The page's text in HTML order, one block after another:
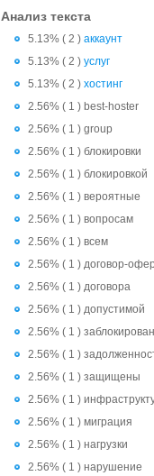
Анализ текста
5.13% ( 2 )аккаунт
5.13% ( 2 )услуг
5.13% ( 2 )хостинг
2.56% ( 1 ) best-hoster
2.56% ( 1 ) group
2.56% ( 1 ) блокировки
2.56% ( 1 ) блокировкой
2.56% ( 1 ) вероятные
2.56% ( 1 ) вопросам
2.56% ( 1 ) всем
2.56% ( 1 ) договор-
2.56% ( 1 ) договора
2.56% ( 1 ) допустимой
2.56% ( 1 ) заблокирован
2.56% ( 1 )
2.56% ( 1 ) защищены
2.56% ( 1 )
2.56% ( 1 ) миграция
2.56% ( 1 ) нагрузки
2.56% ( 1 ) нарушение